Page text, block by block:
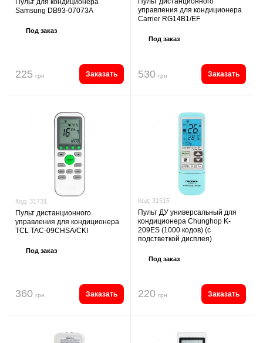
Пульт для кондиционера
Samsung DB93-07073A
Под заказ
225 грн Заказать
управления для кондиционера
Carrier RG14B1/EF
Под заказ
530 грн Заказать
Код: 31731
Пульт дистанционного
управления для кондиционера
TCL TAC-09CHSA/CKI
Под заказ
360 грн Заказать
Код: 31515
Пульт ДУ универсальный для
кондиционера Chunghop K-
209ES (1000 кодов) (с
подстветкой дисплея)
Под заказ
220 грн Заказать